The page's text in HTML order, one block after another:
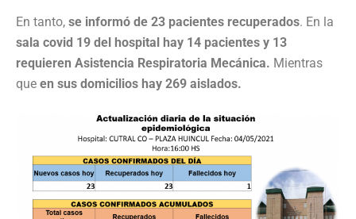
En tanto, se informó de 23 pacientes recuperados. En la
sala covid 19 del hospital hay 14 pacientes y 13
requieren Asistencia Respiratoria Mecánica. Mientras
que en sus domicilios hay 269 aislados.